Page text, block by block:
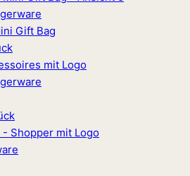
Gift Bag